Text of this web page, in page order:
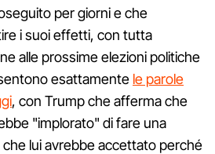
per giorni e che
i suoi effetti, con tutta
alle prossime elezioni politiche
esattamente le parole
, con Trump che afferma che
"implorato" di fare una
lui avrebbe accettato perché